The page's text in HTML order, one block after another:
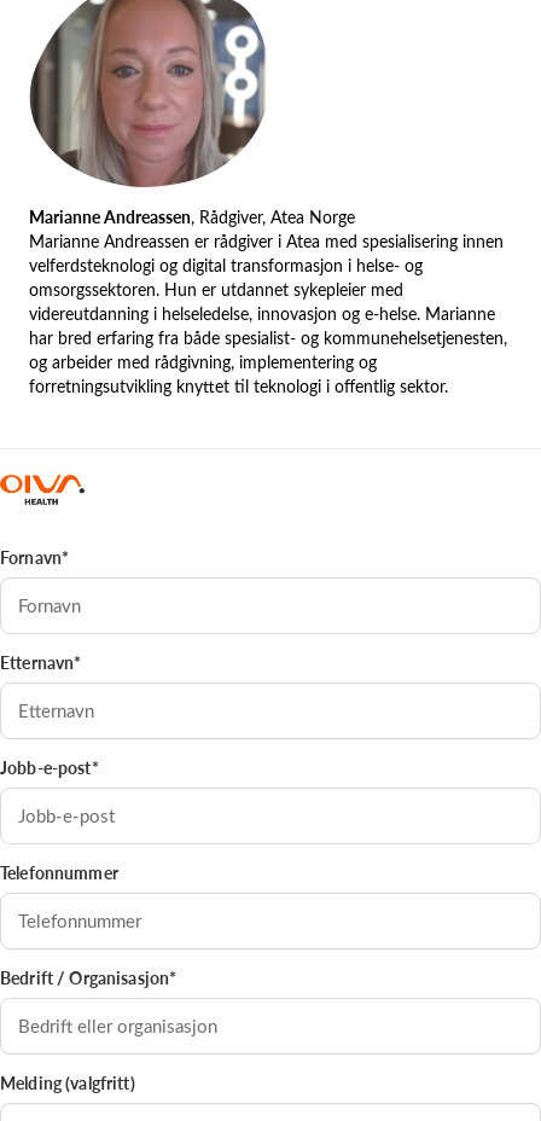
Marianne Andreassen, Rådgiver, Atea Norge
Marianne Andreassen er rådgiver i Atea med spesialisering innen
velferdsteknologi og digital transformasjon i helse- og
omsorgssektoren. Hun er utdannet sykepleier med
videreutdanning i helseledelse, innovasjon og e-helse. Marianne
har bred erfaring fra både spesialist- og kommunehelsetjenesten,
og arbeider med rådgivning, implementering og
forretningsutvikling knyttet til teknologi i offentlig sektor.
Fornavn*
Etternavn*
Jobb-e-post*
Telefonnummer
Bedrift / Organisasjon*
Melding (valgfritt)